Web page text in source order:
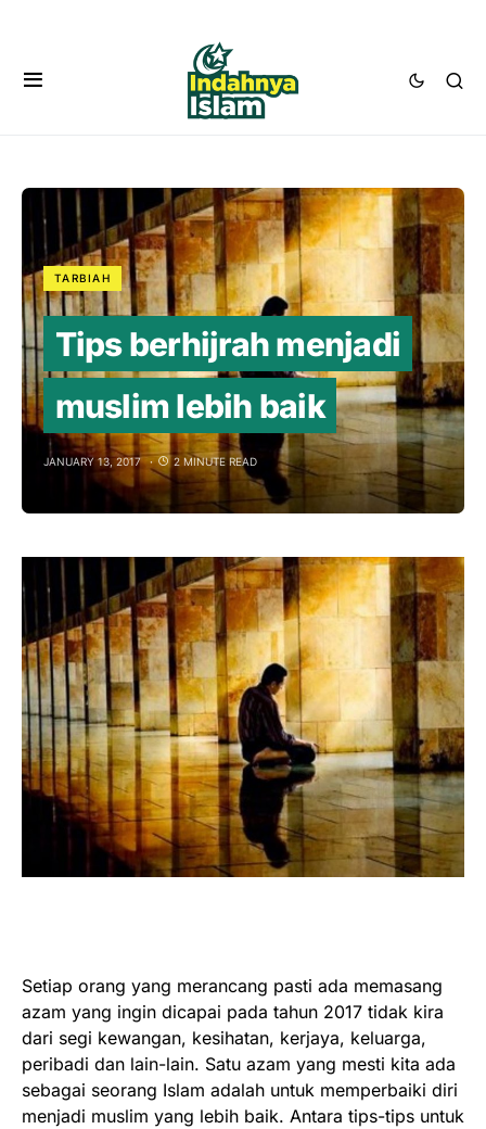
TARBIAH
Tips berhijrah menjadi
muslim lebih baik
JANUARY 13, 2017 2 MINUTE READ
Setiap orang yang merancang pasti ada memasang
azam yang ingin dicapai pada tahun 2017 tidak kira
dari segi kewangan, kesihatan, kerjaya, keluarga,
peribadi dan lain-lain. Satu azam yang mesti kita ada
sebagai seorang Islam adalah untuk memperbaiki diri
menjadi muslim yang lebih baik. Antara tips-tips untuk